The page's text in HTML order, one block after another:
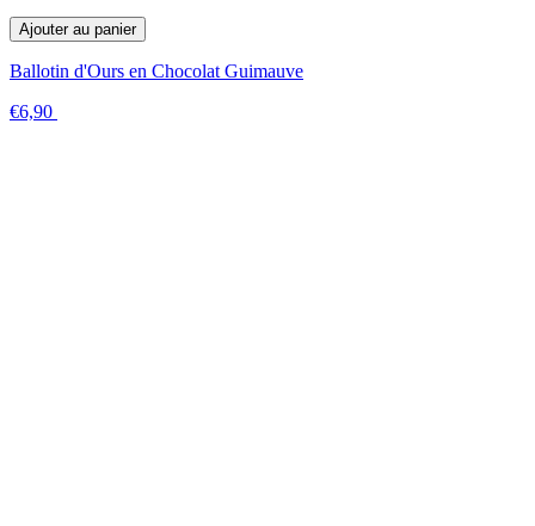
Ajouter au panier
Ballotin d'Ours en Chocolat Guimauve
€6,90